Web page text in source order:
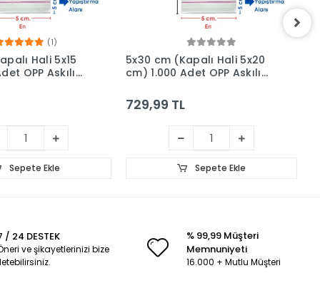
(1)
Hali 5x15
OPP Askılı
Sepete Ekle
5x30 cm (Kapalı Hali 5x20
cm) 1.000 Adet OPP Askılı
729,99 TL
Sepete Ekle
/ 24 DESTEK
ve şikayetlerinizi bize
% 99,99 Müşteri
Memnuniyeti
16.000 + Mutlu Müşteri